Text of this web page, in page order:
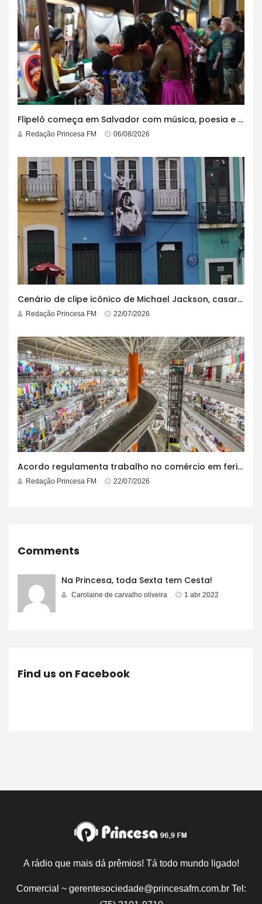
Flipelô começa em Salvador com música, poesia e grande participação
Redação Princesa FM 06/08/2026
Cenário de clipe icônico de Michael Jackson, casarão azul no centro do Pelourinho enfrenta ordem de desocupação
Redação Princesa FM 22/07/2026
Acordo regulamenta trabalho no comércio em feriados
Redação Princesa FM 22/07/2026
Comments
Na Princesa, toda Sexta tem Cesta!
Carolaine de carvalho oliveira 1 abr 2022
Find us on Facebook
A rádio que mais dá prêmios! Tá todo mundo ligado!
Comercial ~ gerentesociedade@princesafm.com.br Tel: